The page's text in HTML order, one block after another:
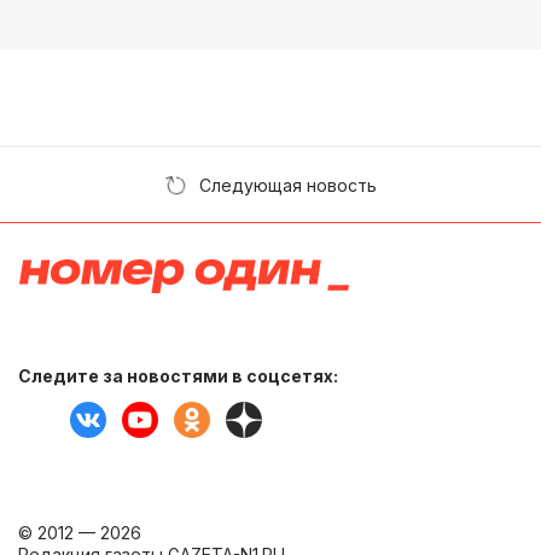
Следующая новость
Следите за новостями в соцсетях:
© 2012 — 2026